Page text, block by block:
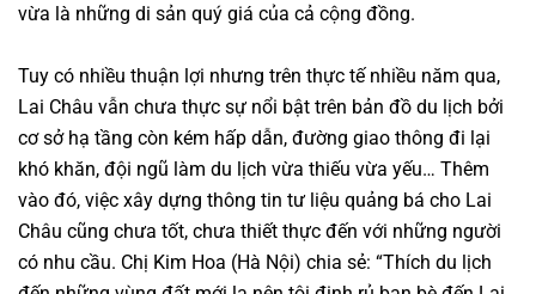
vừa là những di sản quý giá của cả cộng đồng.
Tuy có nhiều thuận lợi nhưng trên thực tế nhiều năm qua,
Lai Châu vẫn chưa thực sự nổi bật trên bản đồ du lịch bởi
cơ sở hạ tầng còn kém hấp dẫn, đường giao thông đi lại
khó khăn, đội ngũ làm du lịch vừa thiếu vừa yếu… Thêm
vào đó, việc xây dựng thông tin tư liệu quảng bá cho Lai
Châu cũng chưa tốt, chưa thiết thực đến với những người
có nhu cầu. Chị Kim Hoa (Hà Nội) chia sẻ: “Thích du lịch